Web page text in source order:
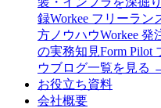
録Workee フリーラン
方ノウハウWorkee 発
の実務知見Form Pilot
ウブログ一覧を見る
お役立ち資料
会社概要